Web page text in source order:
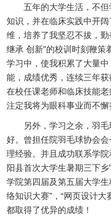
五年的大学生活，不
知识，并在临床实践中开
维，培养了我坚忍不拔，
继承 创新”的校训时刻鞭策
学习中，使我积累了大量
能，成绩优秀，连续三年
在校任课老师和临床技能
注定我将为眼科事业而不懈
另外，学习之余，羽
好。曾担任院羽毛球协会
理经验。并且成功联系学
阳县首次大学生暑期三下
学院第四届及第五届大学
络知识大赛”，“网页设计大
都取得了优异的成绩！